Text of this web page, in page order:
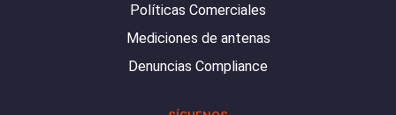
Políticas Comerciales
Mediciones de antenas
Denuncias Compliance